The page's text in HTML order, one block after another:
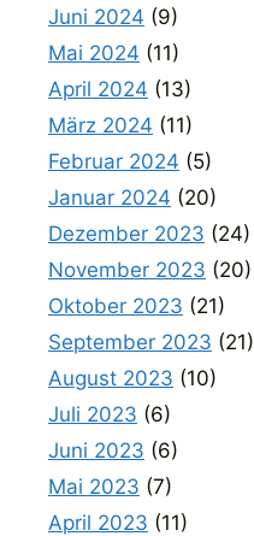
Juni 2024 (9)
Mai 2024 (11)
April 2024 (13)
März 2024 (11)
Februar 2024 (5)
Januar 2024 (20)
Dezember 2023 (24)
November 2023 (20)
Oktober 2023 (21)
September 2023 (21)
August 2023 (10)
Juli 2023 (6)
Juni 2023 (6)
Mai 2023 (7)
April 2023 (11)